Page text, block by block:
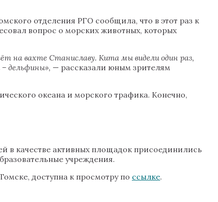
отделения РГО сообщила, что в этот раз к
вопрос о морских животных, которых
на вахте Станиславу. Кита мы видели один раз,
дельфины», — рассказали юным зрителям
океана и морского трафика. Конечно,
в качестве активных площадок присоединились
учреждения.
доступна к просмотру по ссылке.